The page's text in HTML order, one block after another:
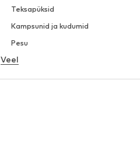
Teksapüksid
Kampsunid ja kudumid
Pesu
Pluusid
Veel